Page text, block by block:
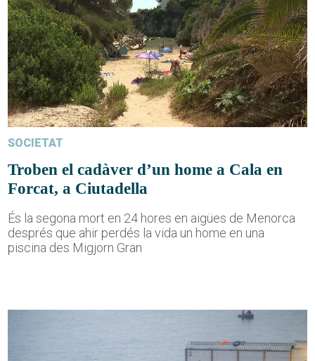
SOCIETAT
Troben el cadàver d’un home a Cala en
Forcat, a Ciutadella
És la segona mort en 24 hores en aigües de Menorca
després que ahir perdés la vida un home en una
piscina des Migjorn Gran